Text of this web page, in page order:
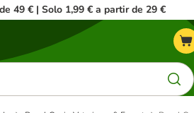
49 € | Solo 1,99 € a partir de 29 €